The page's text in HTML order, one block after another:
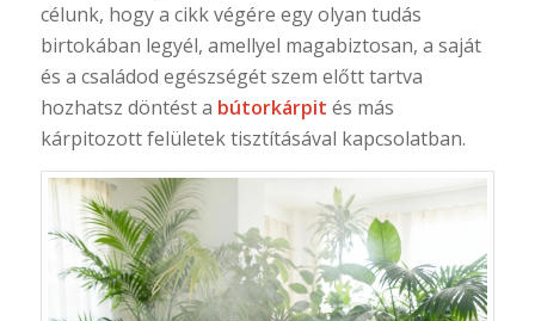
célunk, hogy a cikk végére egy olyan tudás
birtokában legyél, amellyel magabiztosan, a saját
és a családod egészségét szem előtt tartva
hozhatsz döntést a bútorkárpit és más
kárpitozott felületek tisztításával kapcsolatban.